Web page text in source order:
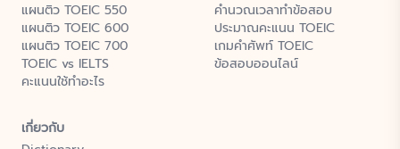
แผนติว TOEIC 550
แผนติว TOEIC 600
แผนติว TOEIC 700
TOEIC vs IELTS
คะแนนใช้ทำอะไร
คำนวณเวลาทำข้อสอบ
ประมาณคะแนน TOEIC
เกมคำศัพท์ TOEIC
ข้อสอบออนไลน์
เกี่ยวกับ